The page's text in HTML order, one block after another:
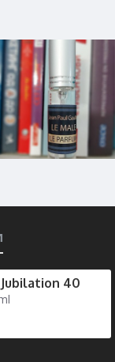
40